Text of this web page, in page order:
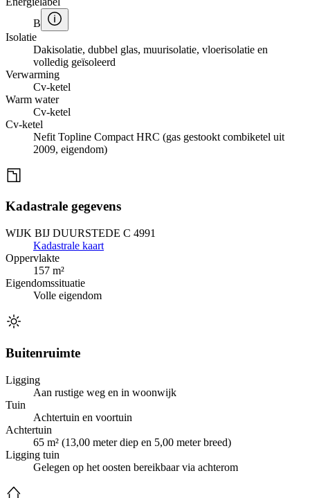
B
Isolatie
Dakisolatie, dubbel glas, muurisolatie, vloerisolatie en
volledig geïsoleerd
Verwarming
Cv-ketel
Warm water
Cv-ketel
Cv-ketel
Nefit Topline Compact HRC (gas gestookt combiketel uit
2009, eigendom)
Kadastrale gegevens
WIJK BIJ DUURSTEDE C 4991
Kadastrale kaart
Oppervlakte
157 m²
Eigendomssituatie
Volle eigendom
Buitenruimte
Ligging
Aan rustige weg en in woonwijk
Tuin
Achtertuin en voortuin
Achtertuin
65 m² (13,00 meter diep en 5,00 meter breed)
Ligging tuin
Gelegen op het oosten bereikbaar via achterom